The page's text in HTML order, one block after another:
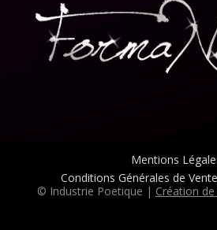
Mentions
Conditions Générales de
© Industrie Poetique | Création